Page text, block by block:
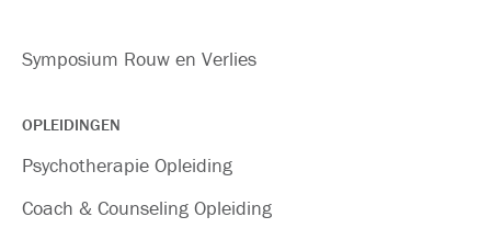
Symposium Rouw en Verlies
OPLEIDINGEN
Psychotherapie Opleiding
Coach & Counseling Opleiding